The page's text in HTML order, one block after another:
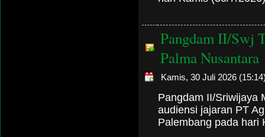
Pangdam II/Swj
Palma Nusantara
Kamis, 30 Juli 2026
Pangdam II/Sriwijaya
audiensi jajaran PT
Palembang pada hari